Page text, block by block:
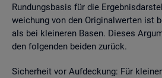
Run­dungs­ba­sis für die
wei­chung von den Ori­gi­nal­wer­ten ist
als bei klei­ne­ren Basen. Die­ses
den fol­gen­den bei­den zu­rück.
Si­cher­heit vor Auf­de­ckung: Für